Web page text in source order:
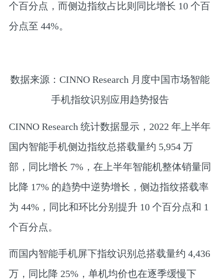
个百分点，而侧边指纹占比则同比增长 10 个百
分点至 44%。
数据来源：CINNO Research 月度中国市场智能
手机指纹识别应用趋势报告
CINNO Research 统计数据显示，2022 年上半年
国内智能手机侧边指纹总搭载量约 5,954 万
部，同比增长 7%，在上半年智能机整体销量同
比降 17% 的趋势中逆势增长，侧边指纹搭载率
为 44%，同比和环比分别提升 10 个百分点和 1
个百分点。
而国内智能手机屏下指纹识别总搭载量约 4,436
万，同比降 25%，单机均价也在逐季缓慢下